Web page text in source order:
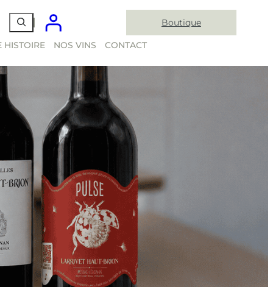
Boutique
HISTOIRE NOS VINS CONTACT